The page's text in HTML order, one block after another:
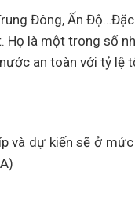
Đông, Ấn
Họ là một trong số
an toàn với tỷ
và dự kiến sẽ ở